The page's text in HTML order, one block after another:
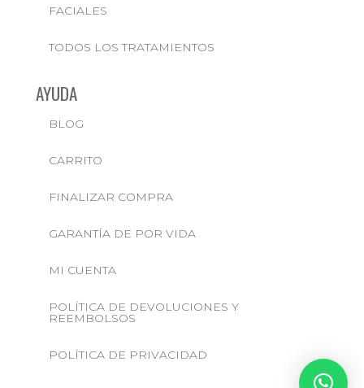
FACIALES
TODOS LOS TRATAMIENTOS
AYUDA
BLOG
CARRITO
FINALIZAR COMPRA
GARANTÍA DE POR VIDA
MI CUENTA
POLÍTICA DE DEVOLUCIONES Y
REEMBOLSOS
POLÍTICA DE PRIVACIDAD